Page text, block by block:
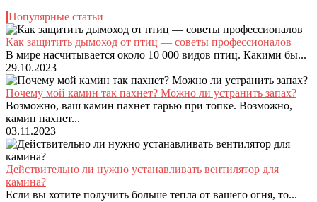
Популярные статьи
Как защитить дымоход от птиц — советы профессионалов
В мире насчитывается около 10 000 видов птиц. Какими бы...
29.10.2023
Почему мой камин так пахнет? Можно ли устранить запах?
Возможно, ваш камин пахнет гарью при топке. Возможно,
камин пахнет...
03.11.2023
Действительно ли нужно устанавливать вентилятор для
камина?
Если вы хотите получить больше тепла от вашего огня, то...